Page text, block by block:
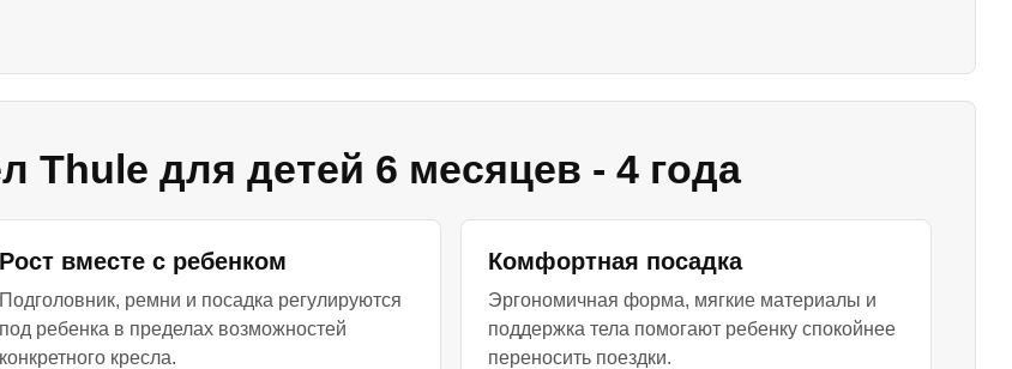
Thule для детей 6 месяцев - 4 года
Рост вместе с ребенком
Подголовник, ремни и посадка регулируются
под ребенка в пределах возможностей
конкретного кресла.
Комфортная посадка
Эргономичная форма, мягкие материалы и
поддержка тела помогают ребенку спокойнее
переносить поездки.